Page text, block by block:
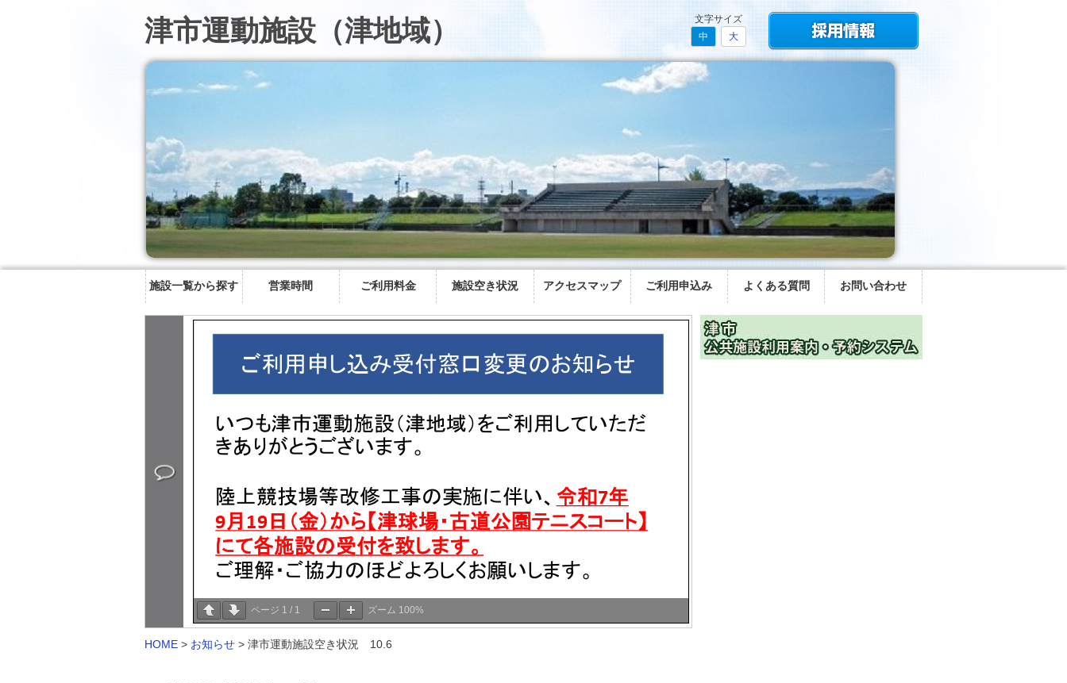
津市運動施設（津地域）
文字サイズ
中
大
施設一覧から探す 営業時間 ご利用料金 施設空き状況 アクセスマップ ご利用申込み よくある質問 お問い合わせ
ページ 1 / 1 ズーム 100%
HOME > お知らせ > 津市運動施設空き状況 10.6